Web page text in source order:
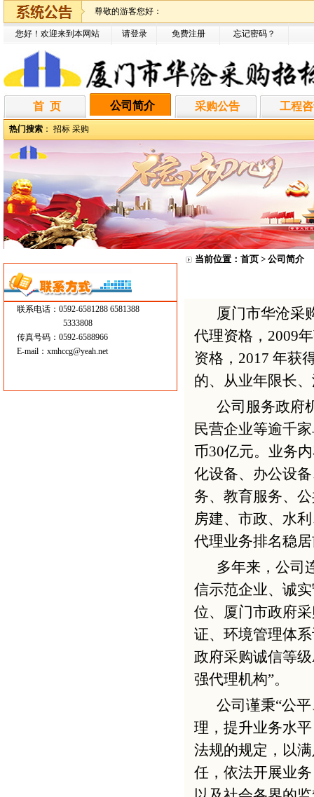
尊敬的游客您好：
您好！欢迎来到本网站 请登录 免费注册 忘记密码？
首 页 公司简介 采购公告 工程
热门搜索 ： 招标 采购
联系电话：0592-6581288 6581388
5333808
传真号码：0592-6588966
E-mail： xmhccg@yeah.net
当前位置： 首页 > 公司简介
厦门市华沧采
代理资格，2009
资格，2017 年获
的、从业年限长
公司服务政府
民营企业等逾千
币30亿元。业务
化设备、办公设
务、教育服务、
房建、市政、水
代理业务排名稳
多年来，公司
信示范企业、诚
位、厦门市政府
证、环境管理体
政府采购诚信等
强代理机构”。
公司谨秉“公
理，提升业务水
法规的规定，以
任，依法开展业